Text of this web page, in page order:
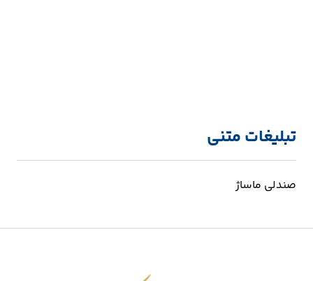
تبلیغات متنی
صندلی ماساژ